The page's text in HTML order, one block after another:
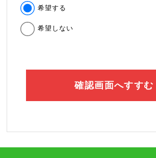
希望する
希望しない